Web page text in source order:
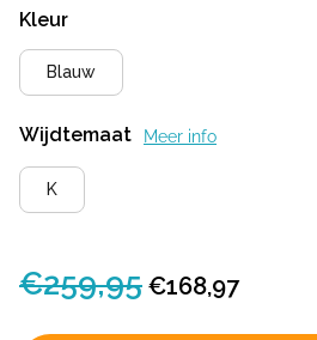
Kleur
Blauw
Wijdtemaat Meer info
K
€259,95 Oorspronkelijke
€168,97Huidige